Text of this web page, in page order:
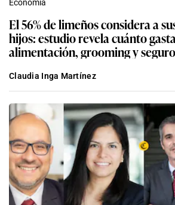
Economía
El 56% de limeños considera a
hijos: estudio revela cuánto
alimentación, grooming y
Claudia Inga Martínez